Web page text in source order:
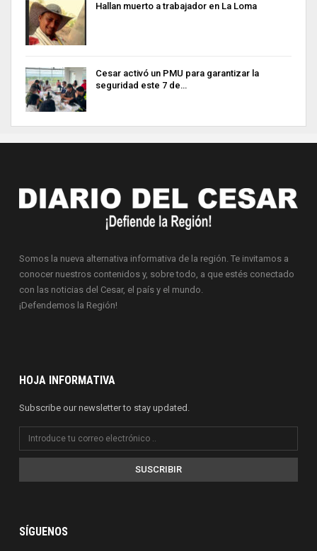
Hallan muerto a trabajador en La Loma
Cesar activó un PMU para garantizar la
seguridad este 7 de…
Somos la nueva alternativa informativa de la región. Te invitamos a
conocer nuestros contenidos y, sobre todo, a que estés conectado
con las noticias del Cesar, el país y el mundo.
¡Defendemos la Región!
HOJA INFORMATIVA
Subscribe our newsletter to stay updated.
SUSCRIBIR
SÍGUENOS